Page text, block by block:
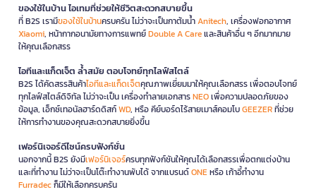
ของใช้ในบ้าน ไอเทมที่ช่วยให้ชีวิตสะดวกสบายขึ้น
ที่ B2S เรามีของใช้ในบ้านครบครัน ไม่ว่าจะเป็นกาต้มน้ำAnitech, เครื่องฟอกอากาศ
Xiaomi, หน้ากากอนามัยทางการแพทย์Double A Careและสินค้าอื่น ๆ อีกมากมาย
ให้คุณเลือกสรร
ไอทีและแก็ดเจ็ต ล้ำสมัย ตอบโจทย์ทุกไลฟ์สไตล์
B2S ได้คัดสรรสินค้าไอทีและแก็ดเจ็ตคุณภาพเยี่ยมมาให้คุณเลือกสรร เพื่อตอบโจทย์
ทุกไลฟ์สไตล์ดิจิทัล ไม่ว่าจะเป็น เครื่องทำลายเอกสารNEOเพื่อความปลอดภัยของ
ข้อมูล, เอ็กซ์เทอนัลฮาร์ดดิสก์WD, หรือ คีย์บอร์ดไร้สายเมาส์คอมโบGEEZERที่ช่วย
ให้การทำงานของคุณสะดวกสบายยิ่งขึ้น
เฟอร์นิเจอร์ดีไซน์ครบฟังก์ชั่น
นอกจากนี้ B2S ยังมีเฟอร์นิเจอร์ครบทุกฟังก์ชันให้คุณได้เลือกสรรเพื่อตกแต่งบ้าน
และที่ทำงาน ไม่ว่าจะเป็นโต๊ะทำงานพับได้ จากแบรนด์ONEหรือ เก้าอี้ทำงาน
Furradecก็มีให้เลือกครบครัน